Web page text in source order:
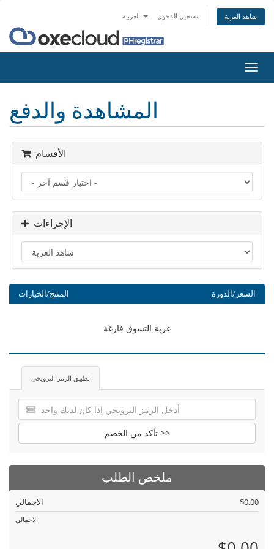
تسجيل الدخول شاهد العربة
تبديل
التنقل
المشاهدة والدفع
الأقسام
الإجراءات
المنتج/الخيارات السعر/الدورة
عربة التسوق فارغة
تطبيق الرمز الترويجي
تأكد من الخصم >>
ملخص الطلب
الاجمالي $0,00
الاجمالي